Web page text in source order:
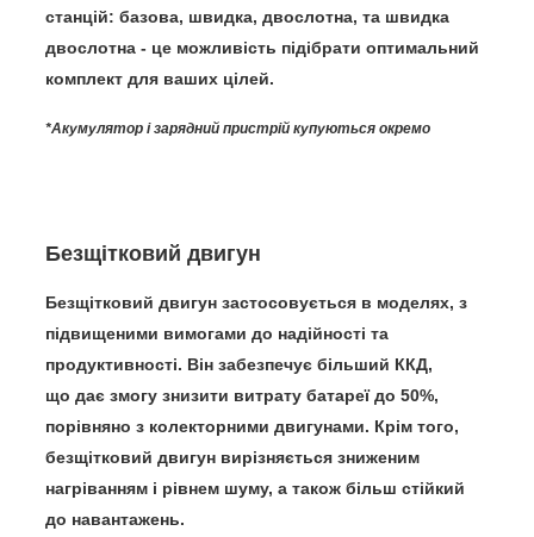
станцій: базова, швидка, двослотна, та швидка
двослотна - це можливість підібрати оптимальний
комплект для ваших цілей.
*Акумулятор і зарядний пристрій купуються окремо
Безщітковий двигун
Безщітковий двигун застосовується в моделях, з
підвищеними вимогами до надійності та
продуктивності. Він забезпечує більший ККД,
що дає змогу знизити витрату батареї до 50%,
порівняно з колекторними двигунами. Крім того,
безщітковий двигун вирізняється зниженим
нагріванням і рівнем шуму, а також більш стійкий
до навантажень.